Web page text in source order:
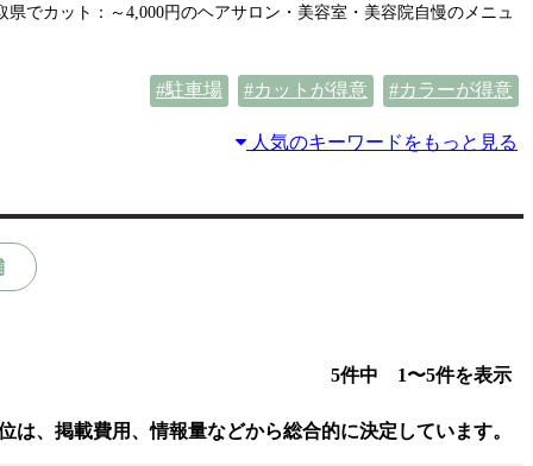
でカット：～4,000円のヘアサロン・美容室・美容院自慢のメニュ
駐車場 カットが得意 カラーが得意
人気のキーワードをもっと見る
5件中 1〜5件を表示
は、掲載費用、情報量などから総合的に決定しています。